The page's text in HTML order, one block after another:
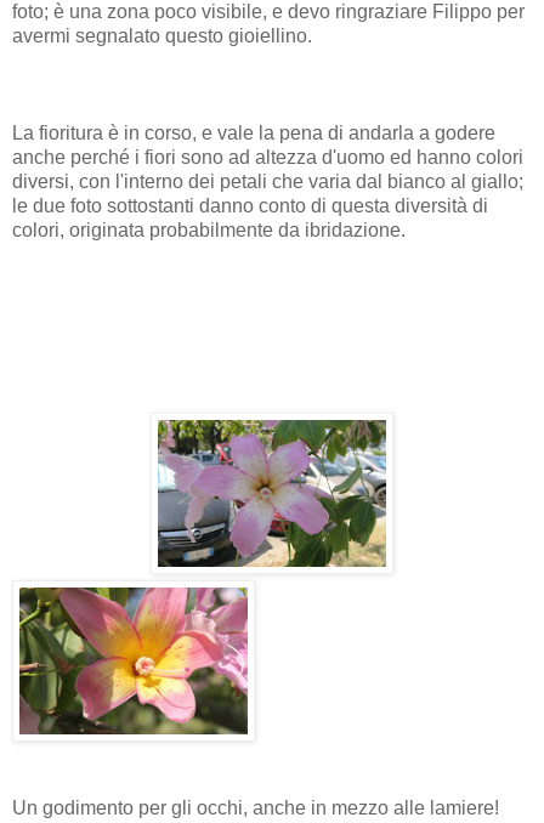
foto; è una zona poco visibile, e devo ringraziare Filippo per
avermi segnalato questo gioiellino.
La fioritura è in corso, e vale la pena di andarla a godere
anche perché i fiori sono ad altezza d'uomo ed hanno colori
diversi, con l'interno dei petali che varia dal bianco al giallo;
le due foto sottostanti danno conto di questa diversità di
colori, originata probabilmente da ibridazione.
Un godimento per gli occhi, anche in mezzo alle lamiere!